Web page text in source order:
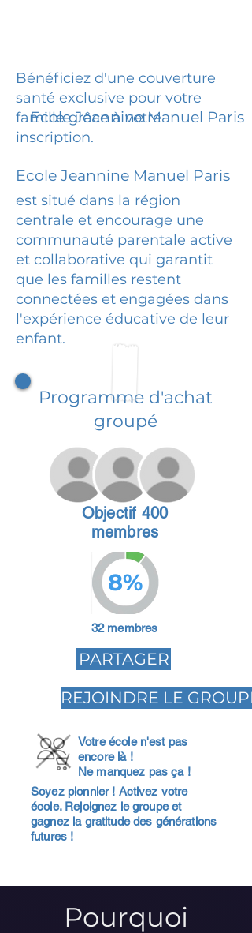
Bénéficiez d'une couverture
santé exclusive pour votre
famille grâce à votre
inscription.
Ecole Jeannine Manuel Paris
Ecole Jeannine Manuel Paris
est situé dans la région
centrale et encourage une
communauté parentale active
et collaborative qui garantit
que les familles restent
connectées et engagées dans
l'expérience éducative de leur
enfant.
Programme d'achat
groupé
Objectif 400
membres
8%
32 membres
PARTAGER
REJOINDRE LE GROUPE
Votre école n'est pas
encore là !
Ne manquez pas ça !
Soyez pionnier ! Activez votre
école. Rejoignez le groupe et
gagnez la gratitude des générations
futures !
Pourquoi